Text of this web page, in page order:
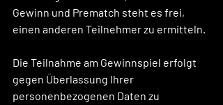
Gewinn und Prematch steht es frei,
einen anderen Teilnehmer zu ermitteln.
Die Teilnahme am Gewinnspiel erfolgt
gegen Überlassung Ihrer
personenbezogenen Daten zu